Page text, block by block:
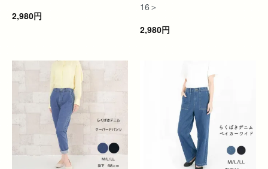
2,980円
16＞
2,980円